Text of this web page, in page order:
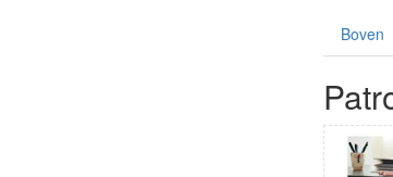
Boven